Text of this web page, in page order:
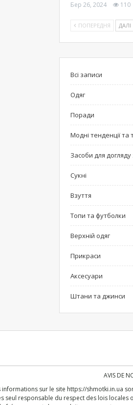
Бер 26, 2024 110
ПОПЕРЕДНЯ ДАЛІ
Всі записи
Одяг
Поради
Модні тенденції та
Засоби для
Сукні
Взуття
Топи та футболки
Верхній одяг
Прикраси
Аксесуари
Штани та джинси
AVIS DE
informations sur le site https://shmotki.in.ua
seul responsable du respect des lois locales